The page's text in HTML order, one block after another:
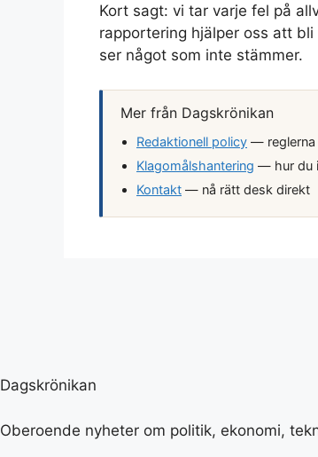
Kort sagt: vi tar varje fel på
rapportering hjälper oss att
ser något som inte stämmer.
Mer från Dagskrönikan
Redaktionell policy — reglerna
Klagomålshantering — hur du
Kontakt — nå rätt desk direkt
Dagskrönikan
Oberoende nyheter om politik, ekonomi,